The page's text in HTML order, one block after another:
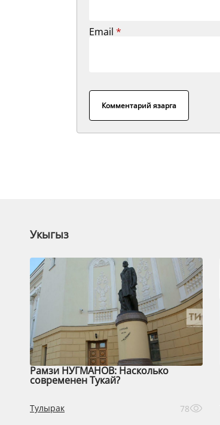
Email *
Комментарий язарга
Укыгыз
Рамзи НУГМАНОВ: Насколько
современен Тукай?
Тулырак 78